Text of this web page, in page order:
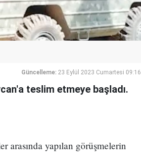
Güncelleme: 23 Eylül 2023 Cumartesi 09:16
teslim etmeye başladı.
arasında yapılan görüşmelerin